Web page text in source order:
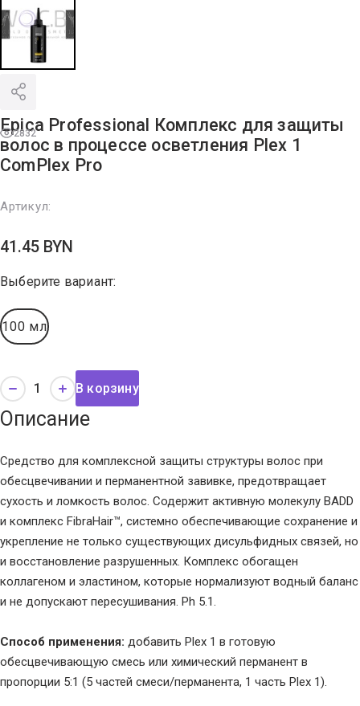
2832
Epica Professional Комплекс для защиты
волос в процессе осветления Plex 1
ComPlex Pro
Артикул:
41.45 BYN
Выберите вариант:
100 мл
В корзину
Описание
Средство для комплексной защиты структуры волос при
обесцвечивании и перманентной завивке, предотвращает
сухость и ломкость волос. Содержит активную молекулу BADD
и комплекс FibraHair™, системно обеспечивающие сохранение и
укрепление не только существующих дисульфидных связей, но
и восстановление разрушенных. Комплекс обогащен
коллагеном и эластином, которые нормализуют водный баланс
и не допускают пересушивания. Ph 5.1.
Способ применения: добавить Plex 1 в готовую
обесцвечивающую смесь или химический перманент в
пропорции 5:1 (5 частей смеси/перманента, 1 часть Plex 1).